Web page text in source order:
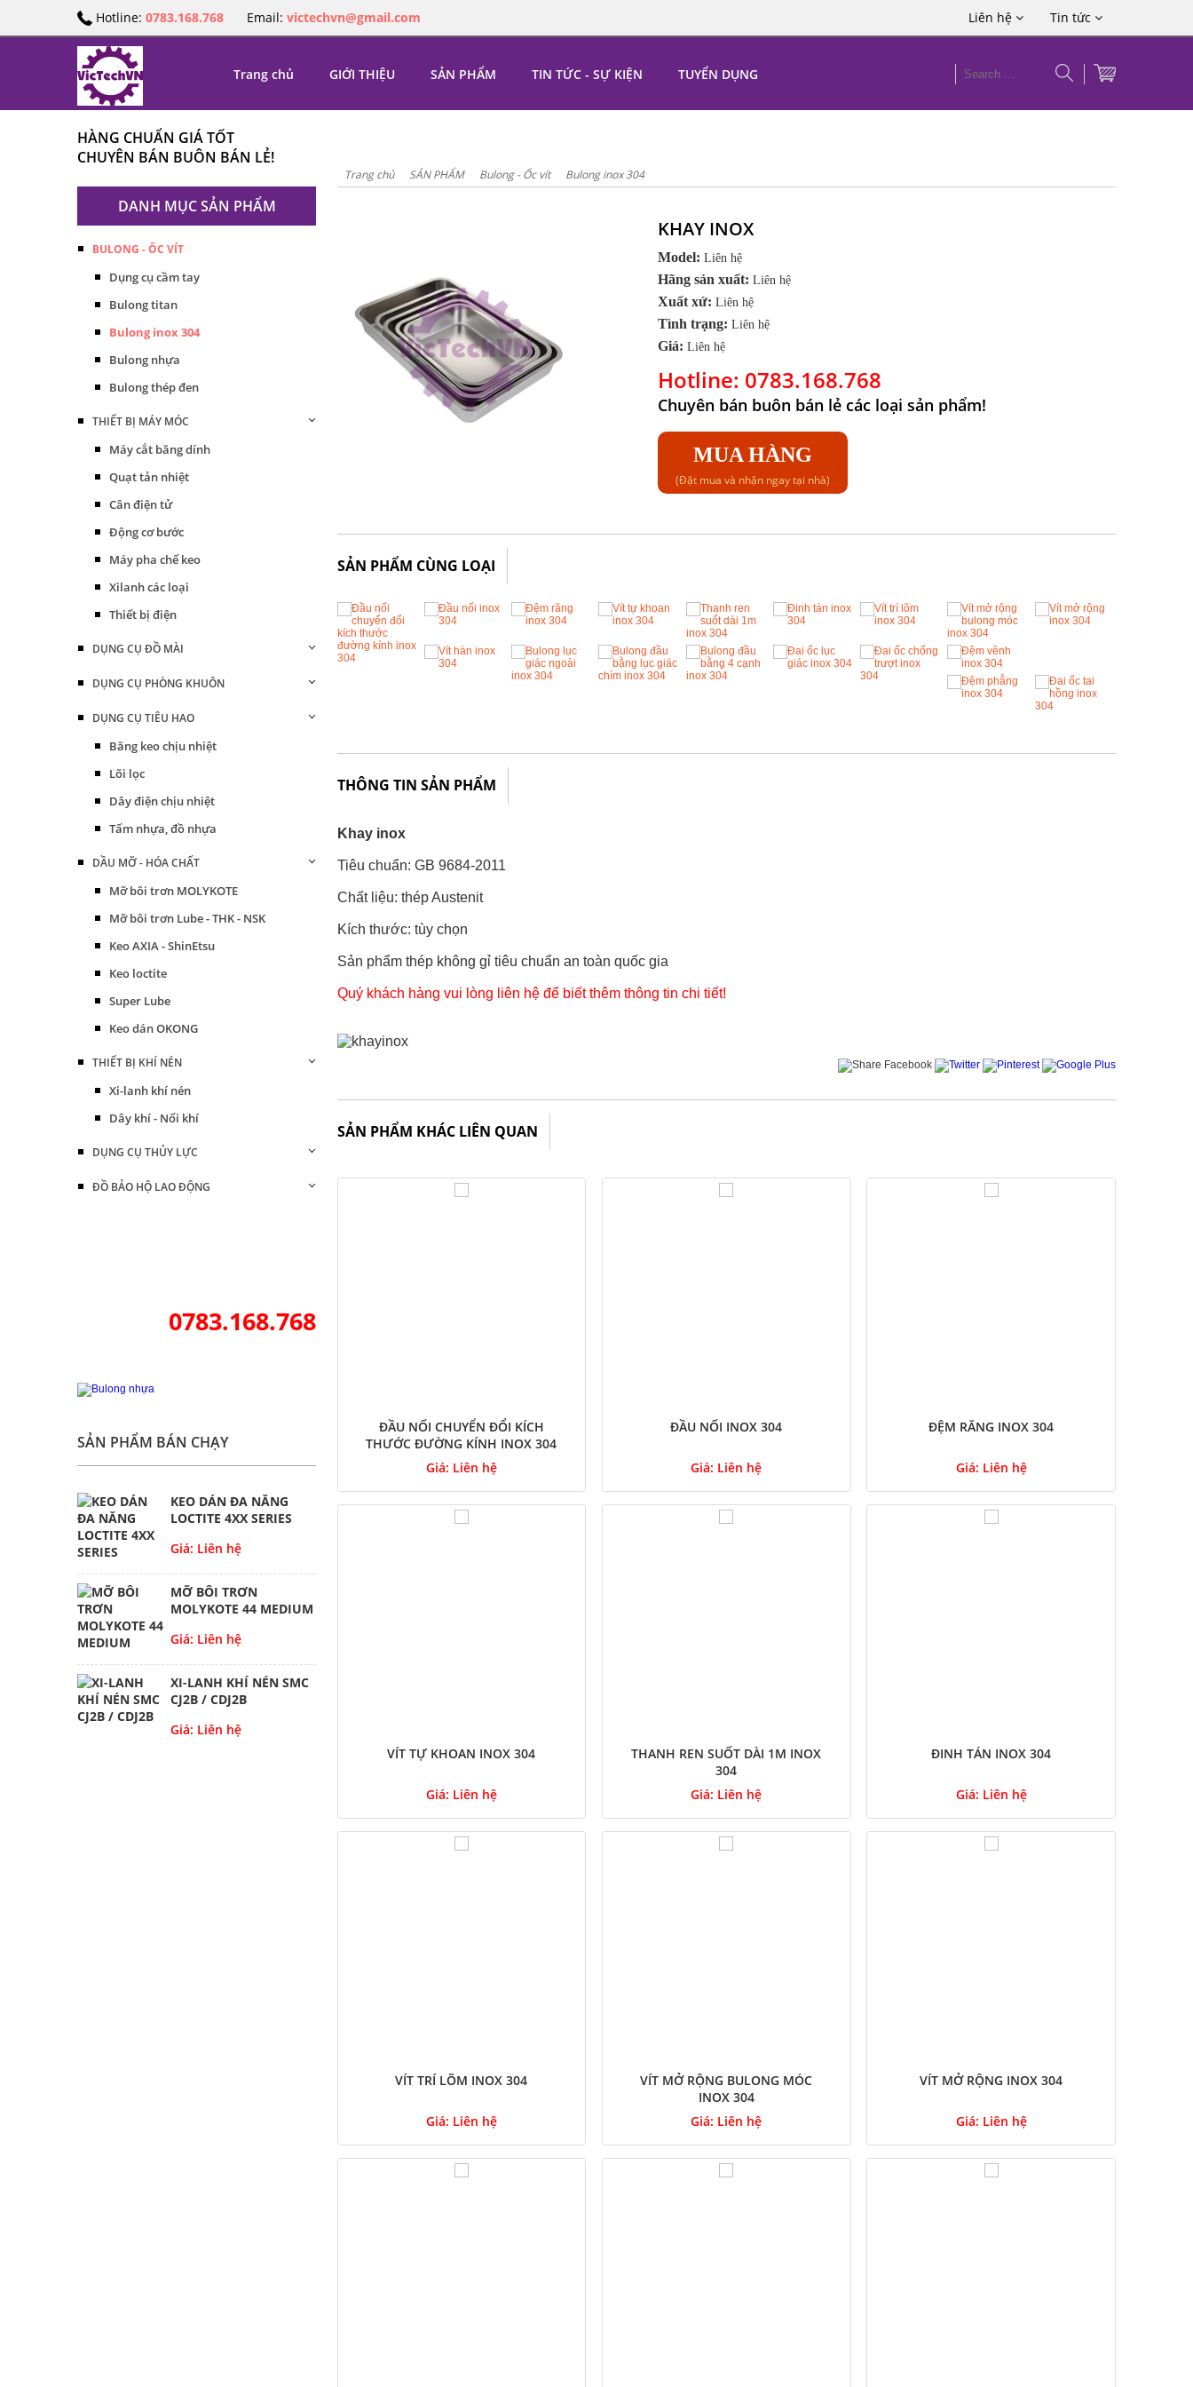
Hotline: 0783.168.768 Email:victechvn@gmail.com Tin tức
Liên hệ
Trang chủ GIỚI THIỆU SẢN PHẨM TIN TỨC - SỰ KIỆN TUYỂN DỤNG
HÀNG CHUẨN GIÁ TỐT
CHUYÊN BÁN BUÔN BÁN LẺ!
DANH MỤC SẢN PHẨM
BULONG - ỐC VÍT
Dụng cụ cầm tay
Bulong titan
Bulong inox 304
Bulong nhựa
Bulong thép đen
THIẾT BỊ MÁY MÓC
Máy cắt băng dính
Quạt tản nhiệt
Cân điện tử
Động cơ bước
Máy pha chế keo
Xilanh các loại
Thiết bị điện
DỤNG CỤ ĐỒ MÀI
DỤNG CỤ PHÒNG KHUÔN
DỤNG CỤ TIÊU HAO
Băng keo chịu nhiệt
Lõi lọc
Dây điện chịu nhiệt
Tấm nhựa, đồ nhựa
DẦU MỠ - HÓA CHẤT
Mỡ bôi trơn MOLYKOTE
Mỡ bôi trơn Lube - THK - NSK
Keo AXIA - ShinEtsu
Keo loctite
Super Lube
Keo dán OKONG
THIẾT BỊ KHÍ NÉN
Xi-lanh khí nén
Dây khí - Nối khí
DỤNG CỤ THỦY LỰC
ĐỒ BẢO HỘ LAO ĐỘNG
0783.168.768
SẢN PHẨM BÁN CHẠY
KEO DÁN ĐA NĂNG
LOCTITE 4XX SERIES
Giá: Liên hệ
MỠ BÔI TRƠN
MOLYKOTE 44 MEDIUM
Giá: Liên hệ
XI-LANH KHÍ NÉN SMC
CJ2B / CDJ2B
Giá: Liên hệ
Trang chủ SẢN PHẨM Bulong - Ốc vít Bulong inox 304
KHAY INOX
Model: Liên hệ
Hãng sản xuất: Liên hệ
Xuất xứ: Liên hệ
Tình trạng: Liên hệ
Giá: Liên hệ
Hotline: 0783.168.768
Chuyên bán buôn bán lẻ các loại sản phẩm!
MUA HÀNG
(Đặt mua và nhận ngay tại nhà)
SẢN PHẨM CÙNG LOẠI
THÔNG TIN SẢN PHẨM
Khay inox
Tiêu chuẩn: GB 9684-2011
Chất liệu: thép Austenit
Kích thước: tùy chọn
Sản phẩm thép không gỉ tiêu chuẩn an toàn quốc gia
Quý khách hàng vui lòng liên hệ để biết thêm thông tin chi tiết!
SẢN PHẨM KHÁC LIÊN QUAN
ĐẦU NỐI CHUYỂN ĐỔI KÍCH
THƯỚC ĐƯỜNG KÍNH INOX 304
Giá: Liên hệ
ĐẦU NỐI INOX 304
Giá: Liên hệ
ĐỆM RĂNG INOX 304
Giá: Liên hệ
VÍT TỰ KHOAN INOX 304
Giá: Liên hệ
THANH REN SUỐT DÀI 1M INOX
304
Giá: Liên hệ
ĐINH TÁN INOX 304
Giá: Liên hệ
VÍT TRÍ LÕM INOX 304
Giá: Liên hệ
VÍT MỞ RỘNG BULONG MÓC
INOX 304
Giá: Liên hệ
VÍT MỞ RỘNG INOX 304
Giá: Liên hệ